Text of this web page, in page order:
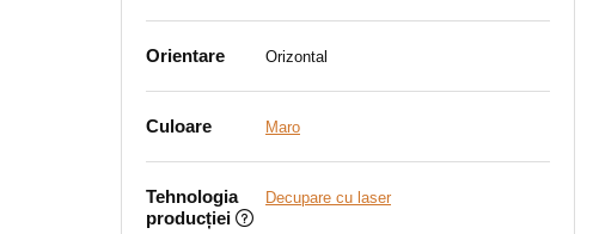
Orientare Orizontal
Culoare Maro
Tehnologia
producției
Decupare cu laser